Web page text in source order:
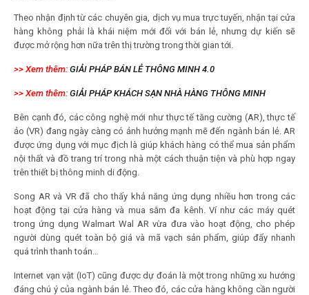
Theo nhận định từ các chuyên gia, dịch vụ mua trực tuyến, nhận tại cửa
hàng không phải là khái niệm mới đối với bán lẻ, nhưng dự kiến sẽ
được mở rộng hơn nữa trên thị trường trong thời gian tới.
>> Xem thêm: GIẢI PHÁP BÁN LẺ THÔNG MINH 4.0
>> Xem thêm: GIẢI PHÁP KHÁCH SẠN NHÀ HÀNG THÔNG MINH
Bên cạnh đó, các công nghệ mới như thực tế tăng cường (AR), thực tế
ảo (VR) đang ngày càng có ảnh hưởng mạnh mẽ đến ngành bán lẻ. AR
được ứng dụng với mục địch là giúp khách hàng có thể mua sản phẩm
nội thất và đồ trang trí trong nhà một cách thuận tiện và phù hợp ngay
trên thiết bị thông minh di động.
Song AR và VR đã cho thấy khả năng ứng dụng nhiều hơn trong các
hoạt động tại cửa hàng và mua sắm đa kênh. Ví như các máy quét
trong ứng dụng Walmart Wal AR vừa đưa vào hoạt động, cho phép
người dùng quét toàn bộ giá và mã vạch sản phẩm, giúp đẩy nhanh
quá trình thanh toán…
Internet vạn vật (IoT) cũng được dự đoán là một trong những xu hướng
đáng chú ý của ngành bán lẻ. Theo đó, các cửa hàng không cần người